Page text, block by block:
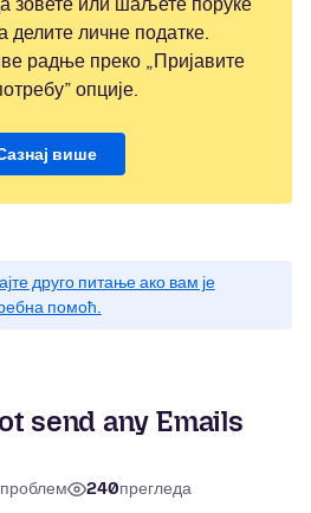
делите личне податке.
радње преко „Пријавите
опције.
више
друго питање ако вам је
помоћ.
send any Emails
проблем 240прегледа